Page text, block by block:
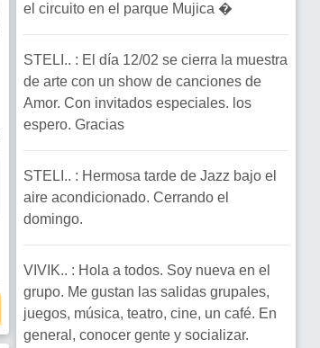
el circuito en el parque Mujica �
STELI.. : El día 12/02 se cierra la muestra
de arte con un show de canciones de
Amor. Con invitados especiales. los
espero. Gracias
STELI.. : Hermosa tarde de Jazz bajo el
aire acondicionado. Cerrando el
domingo.
VIVIK.. : Hola a todos. Soy nueva en el
grupo. Me gustan las salidas grupales,
juegos, música, teatro, cine, un café. En
general, conocer gente y socializar.